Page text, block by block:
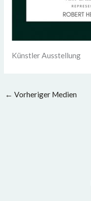
Künstler Ausstellung
← Vorheriger Medien